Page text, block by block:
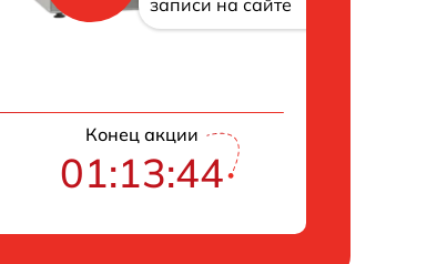
записи на сайте
Конец акции
01:13:42